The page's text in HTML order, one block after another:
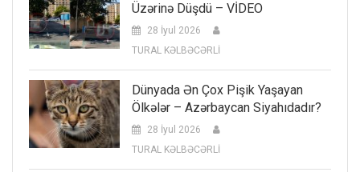
Üzərinə Düşdü – VİDEO
28 İyul 2026
TURAL KƏLBƏCƏRLİ
Dünyada Ən Çox Pişik Yaşayan
Ölkələr – Azərbaycan Siyahıdadır?
28 İyul 2026
TURAL KƏLBƏCƏRLİ